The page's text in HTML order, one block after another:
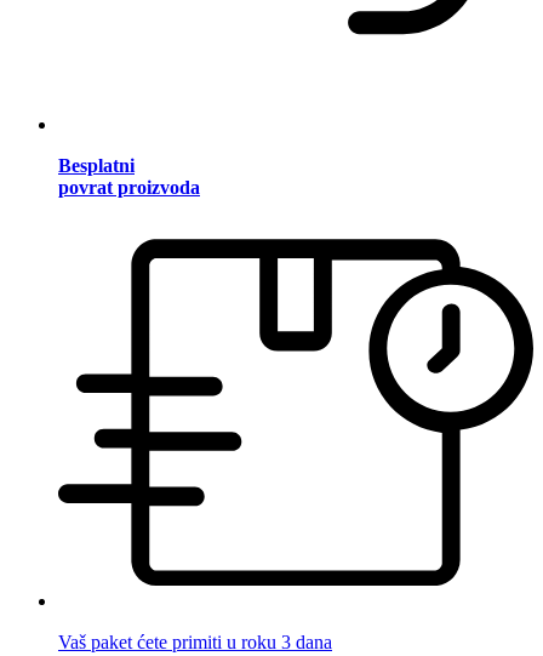
Besplatni
povrat proizvoda
Vaš paket ćete primiti u roku 3 dana